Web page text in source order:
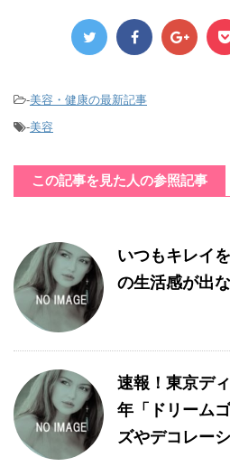
-美容・健康の最新記事
-美容
この記事を見た人の参照記事
いつもキレイ
の生活感が出
速報！東京デ
年「ドリーム
ズやデコレー